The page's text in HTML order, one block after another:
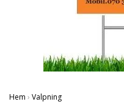
Hem › Valpning